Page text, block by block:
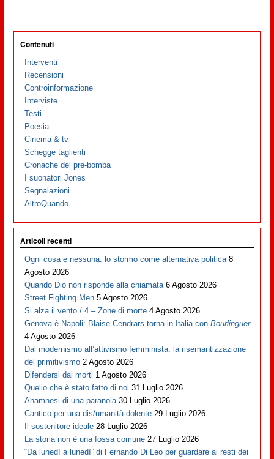
Contenuti
Interventi
Recensioni
Controinformazione
Interviste
Testi
Poesia
Cinema & tv
Schegge taglienti
Cronache del pre-bomba
I suonatori Jones
Segnalazioni
AltroQuando
Articoli recenti
Ogni cosa e nessuna: lo stormo come alternativa politica 8
Agosto 2026
Quando Dio non risponde alla chiamata 6 Agosto 2026
Street Fighting Men 5 Agosto 2026
Si alza il vento / 4 – Zone di morte 4 Agosto 2026
Genova è Napoli: Blaise Cendrars torna in Italia conBourlinguer
4 Agosto 2026
Dal modernismo all’attivismo femminista: la risemantizzazione
del primitivismo 2 Agosto 2026
Difendersi dai morti 1 Agosto 2026
Quello che è stato fatto di noi 31 Luglio 2026
Anamnesi di una paranoia 30 Luglio 2026
Cantico per una dis/umanità dolente 29 Luglio 2026
Il sostenitore ideale 28 Luglio 2026
La storia non è una fossa comune 27 Luglio 2026
“Da lunedì a lunedì” di Fernando Di Leo per guardare ai resti dei